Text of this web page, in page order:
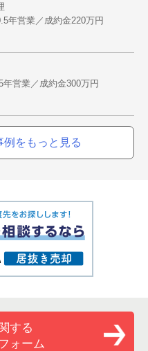
年営業／成約金220万円
年営業／成約金300万円
例をもっと見る
する
ォーム